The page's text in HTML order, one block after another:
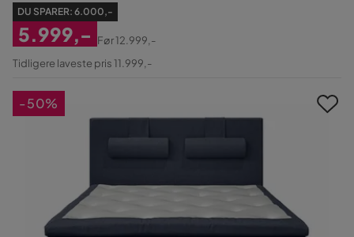
DU SPARER: 6.000,-
Nedsat
5.999,-
Original
Før12.999,-
Tidligere laveste pris 11.999,-
-50%